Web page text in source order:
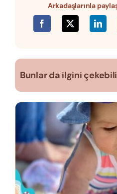
Arkadaşlarınla
Bunlar da ilgini